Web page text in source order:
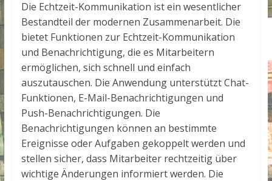
Die Echtzeit-Kommunikation ist ein wesentlicher
Bestandteil der modernen Zusammenarbeit. Die
bietet Funktionen zur Echtzeit-Kommunikation
und Benachrichtigung, die es Mitarbeitern
ermöglichen, sich schnell und einfach
auszutauschen. Die Anwendung unterstützt Chat-
Funktionen, E-Mail-Benachrichtigungen und
Push-Benachrichtigungen. Die
Benachrichtigungen können an bestimmte
Ereignisse oder Aufgaben gekoppelt werden und
stellen sicher, dass Mitarbeiter rechtzeitig über
wichtige Änderungen informiert werden. Die